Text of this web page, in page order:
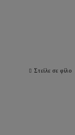
Στείλε σε φίλο